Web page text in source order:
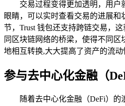
交易过程变得更加透明，用户
眼睛，可以实时查看交易的进展和
节，Trust 钱包还支持跨链交易，
同区块链网络的桥梁，使得不同区
地相互转换,大大提高了资产的流动
参与去中心化金融（
随着去中心化金融（DeFi）的